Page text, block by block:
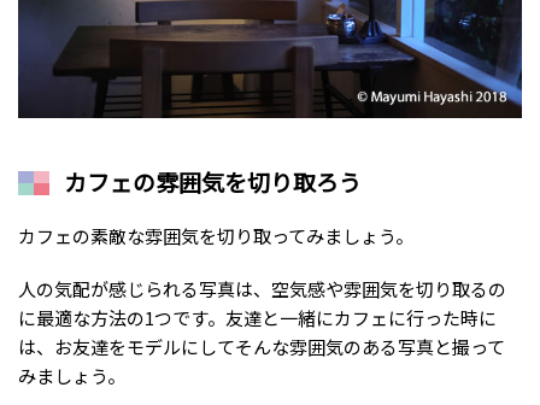
カフェの雰囲気を切り取ろう
カフェの素敵な雰囲気を切り取ってみましょう。
人の気配が感じられる写真は、空気感や雰囲気を切り取るの
に最適な方法の1つです。友達と一緒にカフェに行った時に
は、お友達をモデルにしてそんな雰囲気のある写真と撮って
みましょう。